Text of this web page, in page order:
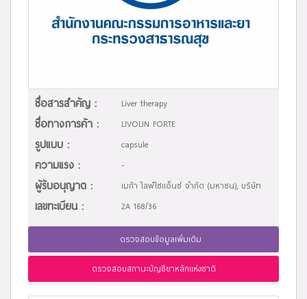
ชื่อสารสำคัญ : Liver therapy
ชื่อทางการค้า : LIVOLIN FORTE
รูปแบบ : capsule
ความแรง : -
ผู้รับอนุญาต : เมก้า ไลฟ์ไซแอ็นซ์ จำกัด (มหาชน), บริษัท
เลขทะเบียน : 2A 168/36
ตรวจสอบข้อมูลเพิ่มเติม
ตรวจสอบสถานะบัญชียาหลักแห่งชาติ